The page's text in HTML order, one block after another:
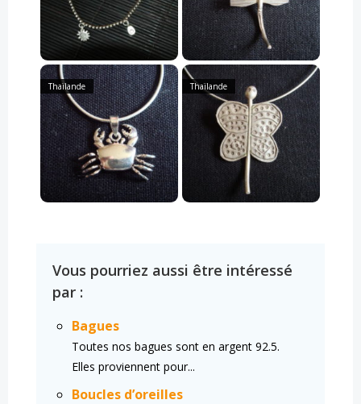
Thaïlande Thaïlande
Vous pourriez aussi être intéressé
par :
Bagues
Toutes nos bagues sont en argent 92.5.
Elles proviennent pour...
Boucles d’oreilles